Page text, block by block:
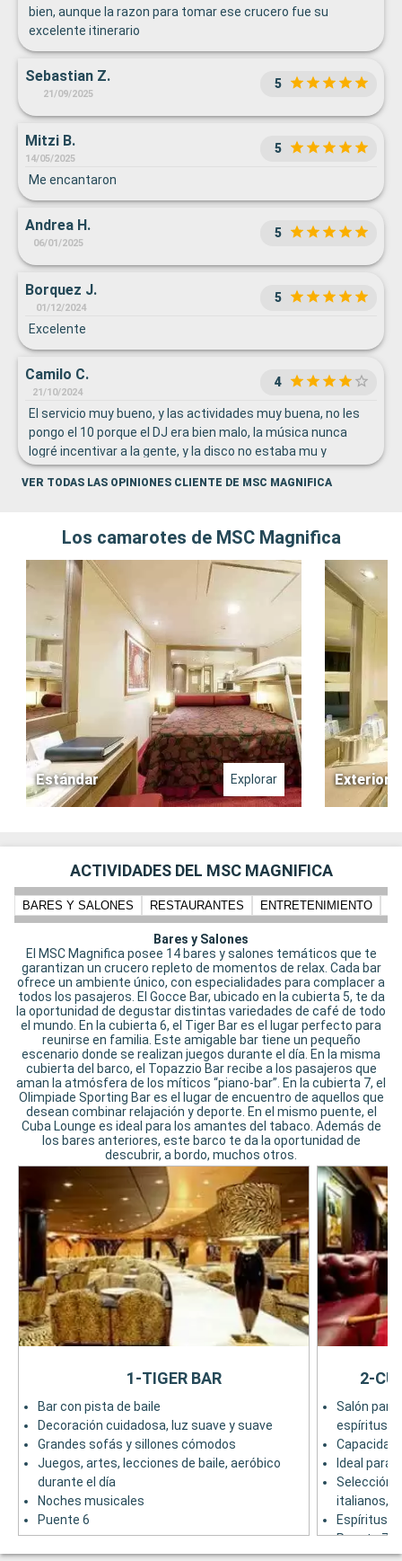
bien, aunque la razon para tomar ese crucero fue su
excelente itinerario
Sebastian Z.
21/09/2025
5
Mitzi B.
14/05/2025
5
Me encantaron
Andrea H.
06/01/2025
5
Borquez J.
01/12/2024
5
Excelente
Camilo C.
21/10/2024
4
El servicio muy bueno, y las actividades muy buena, no les
pongo el 10 porque el DJ era bien malo, la música nunca
logré incentivar a la gente, y la disco no estaba mu y
animada por el tipo de música que colocaba
VER TODAS LAS OPINIONES CLIENTE DE MSC MAGNIFICA
Los camarotes de MSC Magnifica
Estándar Explorar Exterior
ACTIVIDADES DEL MSC MAGNIFICA
BARES Y SALONES RESTAURANTES ENTRETENIMIENTO
Bares y Salones
El MSC Magnifica posee 14 bares y salones temáticos que te
garantizan un crucero repleto de momentos de relax. Cada bar
ofrece un ambiente único, con especialidades para complacer a
todos los pasajeros. El Gocce Bar, ubicado en la cubierta 5, te da
la oportunidad de degustar distintas variedades de café de todo
el mundo. En la cubierta 6, el Tiger Bar es el lugar perfecto para
reunirse en familia. Este amigable bar tiene un pequeño
escenario donde se realizan juegos durante el día. En la misma
cubierta del barco, el Topazzio Bar recibe a los pasajeros que
aman la atmósfera de los míticos “piano-bar”. En la cubierta 7, el
Olimpiade Sporting Bar es el lugar de encuentro de aquellos que
desean combinar relajación y deporte. En el mismo puente, el
Cuba Lounge es ideal para los amantes del tabaco. Además de
los bares anteriores, este barco te da la oportunidad de
descubrir, a bordo, muchos otros.
Bar con pista de baile
Decoración cuidadosa, luz suave y suave
Grandes sofás y sillones cómodos
Juegos, artes, lecciones de baile, aeróbico
durante el día
Noches musicales
Puente 6
1-TIGER BAR
Salón para
espíritus
Ideal para
Selección
italianos,
Espíritus
Puente 7
2-